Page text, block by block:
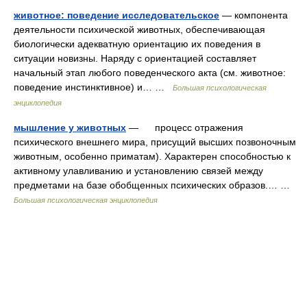
животное: поведение исследовательское — компонента
деятельности психической животных, обеспечивающая
биологически адекватную ориентацию их поведения в
ситуации новизны. Наряду с ориентацией составляет
начальный этап любого поведенческого акта (см. животное:
поведение инстинктивное) и… …
Большая психологическая
энциклопедия
мышление у животных — процесс отражения
психического внешнего мира, присущий высших позвоночным
животным, особенно приматам). Характерен способностью к
активному улавливанию и установлению связей между
предметами на базе обобщенных психических образов.… …
Большая психологическая энциклопедия